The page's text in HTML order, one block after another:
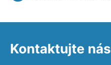
Kontaktujte nás